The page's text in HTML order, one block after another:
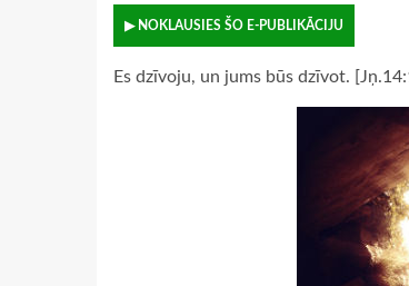
▶ NOKLAUSIES ŠO E-PUBLIKĀCIJU
Es dzīvoju, un jums būs dzīvot.